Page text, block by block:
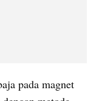
pada magnet